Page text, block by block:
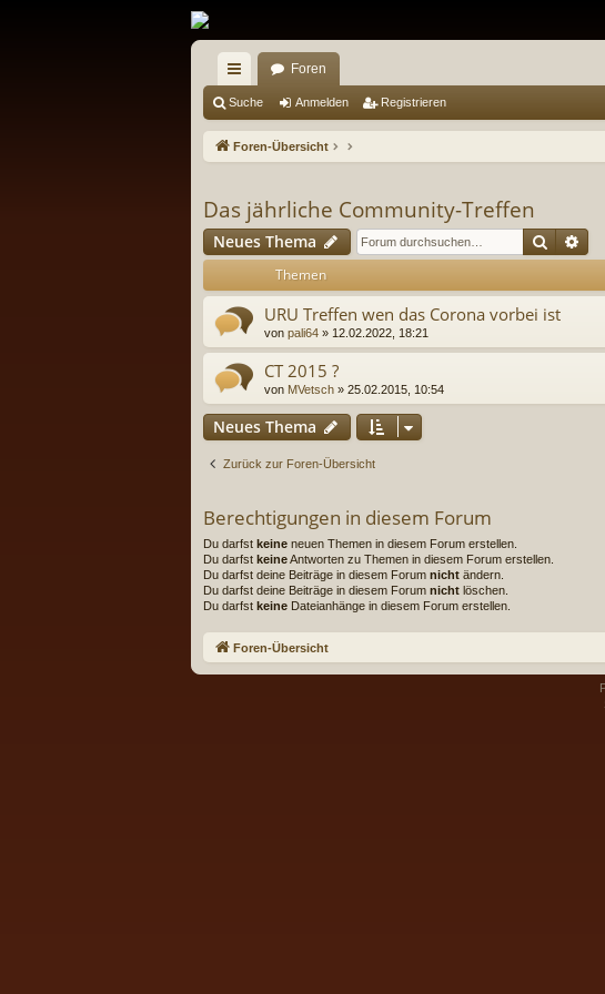
ch
ne
riff
Foren
Suche Anmelden Registrieren
Foren-Übersicht
Das jährliche Community-Treffen
Neues Thema Suche
Themen
URU Treffen wen das Corona vorbei ist
von pali64 » 12.02.2022, 18:21
CT 2015 ?
von MVetsch » 25.02.2015, 10:54
Neues Thema
Zurück zur Foren-Übersicht
Berechtigungen in diesem Forum
Du darfst keine neuen Themen in diesem Forum erstellen.
Du darfst keineAntworten zu Themen in diesem Forum erstellen.
Du darfst deine Beiträge in diesem Forum nicht ändern.
Du darfst deine Beiträge in diesem Forum nicht löschen.
Du darfst keine Dateianhänge in diesem Forum erstellen.
Foren-Übersicht